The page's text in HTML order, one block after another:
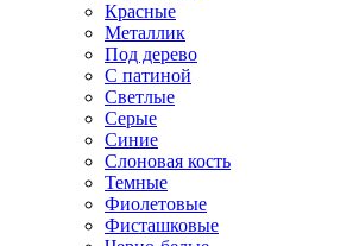
Красные
Металлик
Под дерево
С патиной
Светлые
Серые
Синие
Слоновая кость
Темные
Фиолетовые
Фисташковые